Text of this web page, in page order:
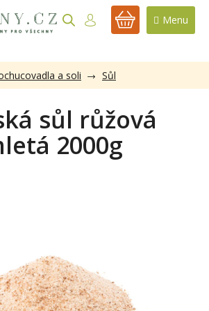
NÁKUPNÍ
a soli Sůl
sůl růžová
2000g